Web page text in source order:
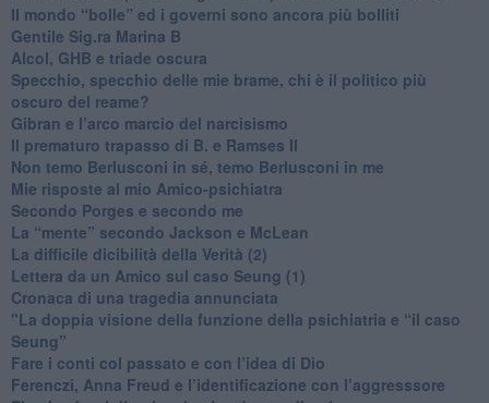
​Il mondo “bolle” ed i governi sono ancora più bolliti
​Gentile Sig.ra Marina B
​Alcol, GHB e triade oscura
​Specchio, specchio delle mie brame, chi è il politico più
oscuro del reame?
​Gibran e l’arco marcio del narcisismo
​Il prematuro trapasso di B. e Ramses II
​Non temo Berlusconi in sé, temo Berlusconi in me
​Mie risposte al mio Amico-psichiatra
​Secondo Porges e secondo me
​La “mente” secondo Jackson e McLean
La difficile dicibilità della Verità (2)
​Lettera da un Amico sul caso Seung (1)
​Cronaca di una tragedia annunciata
"​La doppia visione della funzione della psichiatria e “il caso
Seung”
​Fare i conti col passato e con l’idea di Dio
​Ferenczi, Anna Freud e l’identificazione con l’aggresssore